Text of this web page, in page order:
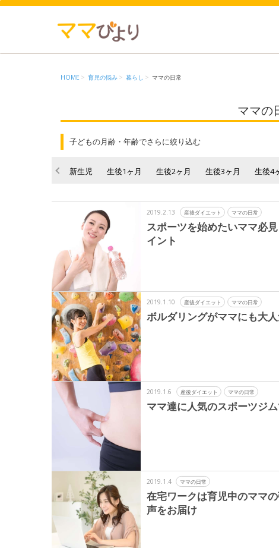
HOME 育児の悩み 暮らし ママの日常
ママの
子どもの月齢・年齢でさらに絞り込む
新生児 生後1ヶ月 生後2ヶ月 生後3ヶ月 生後4
2019.2.13 産後ダイエット ママの日常
スポーツを始めたいママ必
イント
2019.1.10 産後ダイエット ママの日常
ボルダリングがママにも大
2019.1.6 産後ダイエット ママの日常
ママ達に人気のスポーツジ
2019.1.4 ママの日常
在宅ワークは育児中のママ
声をお届け